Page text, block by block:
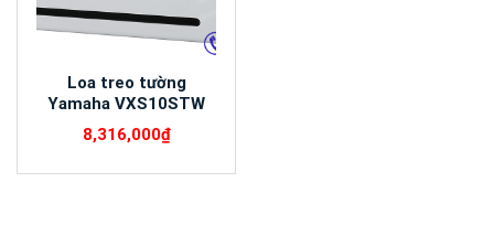
Loa treo tường
Yamaha VXS10STW
8,316,000₫